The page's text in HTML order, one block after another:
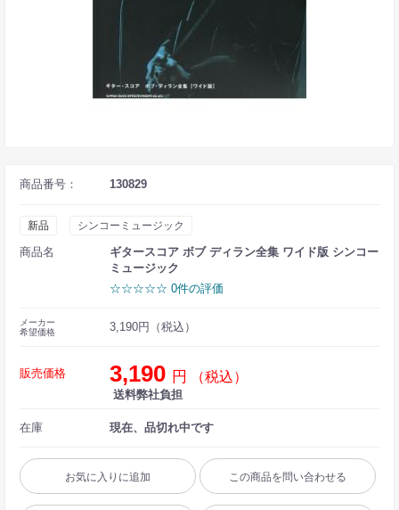
商品番号： 130829
新品 シンコーミュージック
商品名
ギタースコア ボブ ディラン全集 ワイド版 シンコー
ミュージック
☆☆☆☆☆ 0件の評価
メーカー
希望価格
3,190円（税込）
販売価格 3,190 円 （税込）
送料弊社負担
在庫 現在、品切れ中です
お気に入りに追加 この商品を問い合わせる